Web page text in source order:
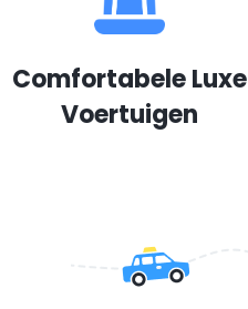
Comfortabele Luxe
Voertuigen